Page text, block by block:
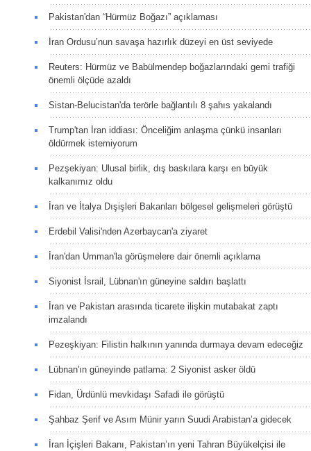
Pakistan'dan “Hürmüz Boğazı” açıklaması
İran Ordusu’nun savaşa hazırlık düzeyi en üst seviyede
Reuters: Hürmüz ve Babülmendep boğazlarındaki gemi trafiği
önemli ölçüde azaldı
Sistan-Belucistan'da terörle bağlantılı 8 şahıs yakalandı
Trump'tan İran iddiası: Önceliğim anlaşma çünkü insanları
öldürmek istemiyorum
Pezşekiyan: Ulusal birlik, dış baskılara karşı en büyük
kalkanımız oldu
İran ve İtalya Dışişleri Bakanları bölgesel gelişmeleri görüştü
Erdebil Valisi'nden Azerbaycan'a ziyaret
İran'dan Umman'la görüşmelere dair önemli açıklama
Siyonist İsrail, Lübnan'ın güneyine saldırı başlattı
İran ve Pakistan arasında ticarete ilişkin mutabakat zaptı
imzalandı
Pezeşkiyan: Filistin halkının yanında durmaya devam edeceğiz
Lübnan'ın güneyinde patlama: 2 Siyonist asker öldü
Fidan, Ürdünlü mevkidaşı Safadi ile görüştü
Şahbaz Şerif ve Asım Münir yarın Suudi Arabistan’a gidecek
İran İçişleri Bakanı, Pakistan’ın yeni Tahran Büyükelçisi ile